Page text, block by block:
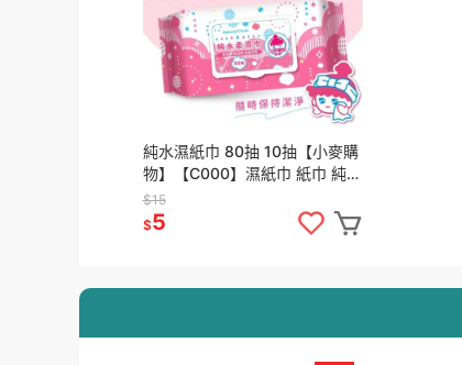
純水濕紙巾 80抽 10抽【小麥購
物】【C000】濕紙巾 紙巾 純水
柔濕巾 清潔濕紙巾 溼紙巾 清潔
$15
$5